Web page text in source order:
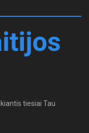
tiesiai Tau